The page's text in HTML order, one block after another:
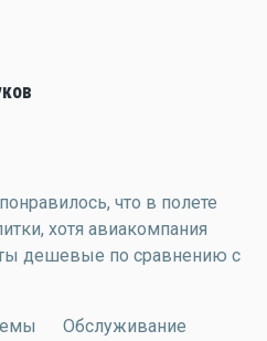
что в полете
хотя авиакомпания
дешевые по сравнению с
Обслуживание